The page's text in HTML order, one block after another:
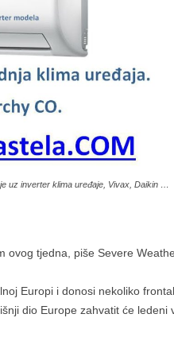
uz inverter klima uređaje, Vivax, Daikin …
ovog tjedna, piše Severe
Europi i donosi nekoliko
dio Europe zahvatit će ledeni